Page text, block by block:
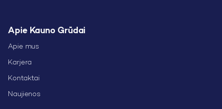
Apie Kauno Grūdai
Apie mus
Karjera
Kontaktai
Naujienos